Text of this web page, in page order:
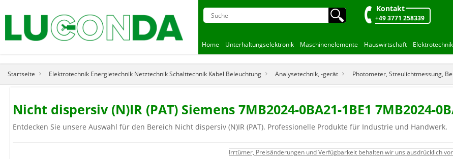
🔍︎ Kontakt
+49 3771 258339
Home Unterhaltungselektronik Maschinenelemente Hauswirtschaft Elektrotechnik
Startseite Elektrotechnik Energietechnik Netztechnik Schalttechnik Kabel Beleuchtung Analysetechnik, -gerät Photometer, Streulichtmessung,
Nicht dispersiv (N)IR (PAT) Siemens 7MB2024-0BA21-1BE1 7MB2024-
Entdecken Sie unsere Auswahl für den Bereich Nicht dispersiv (N)IR (PAT). Professionelle Produkte für Industrie und Handwerk.
Irrtümer, Preisänderungen und Verfügbarkeit behalten wir uns ausdrücklich